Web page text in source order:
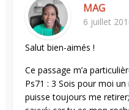
MAG
6 juillet
Salut bien-aimés !
Ce passage m’a
Ps71 : 3 Sois pour moi
puisse toujours me